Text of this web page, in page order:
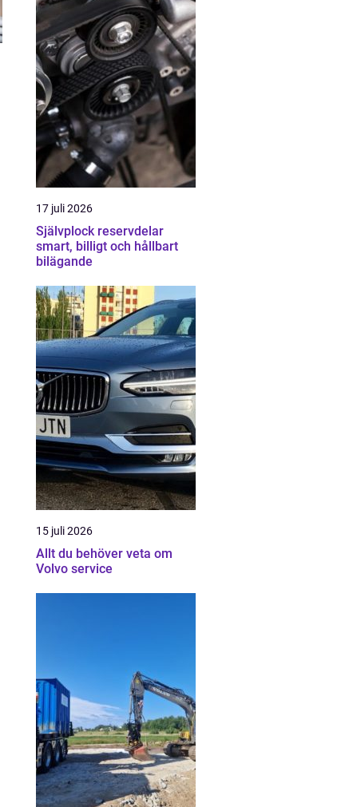
17 juli 2026
Självplock reservdelar
smart, billigt och hållbart
bilägande
15 juli 2026
Allt du behöver veta om
Volvo service